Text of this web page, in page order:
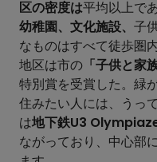
区の密度は平均以上であ
幼稚園、文化施設、 子
なものはすべて徒歩圏
地区は市の 「子供と家
特別賞を受賞した。緑
住みたい人には、うっ
は地下鉄U3
ながっており、中心部